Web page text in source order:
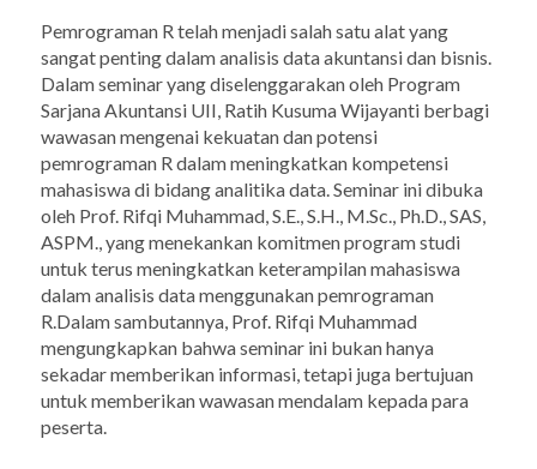
Pemrograman R telah menjadi salah satu alat yang
sangat penting dalam analisis data akuntansi dan bisnis.
Dalam seminar yang diselenggarakan oleh Program
Sarjana Akuntansi UII, Ratih Kusuma Wijayanti berbagi
wawasan mengenai kekuatan dan potensi
pemrograman R dalam meningkatkan kompetensi
mahasiswa di bidang analitika data. Seminar ini dibuka
oleh Prof. Rifqi Muhammad, S.E., S.H., M.Sc., Ph.D., SAS,
ASPM., yang menekankan komitmen program studi
untuk terus meningkatkan keterampilan mahasiswa
dalam analisis data menggunakan pemrograman
R.Dalam sambutannya, Prof. Rifqi Muhammad
mengungkapkan bahwa seminar ini bukan hanya
sekadar memberikan informasi, tetapi juga bertujuan
untuk memberikan wawasan mendalam kepada para
peserta.